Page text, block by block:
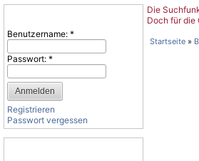
Benutzername: *
Passwort: *
Registrieren
Passwort vergessen
Die
Doch für die
Startseite »